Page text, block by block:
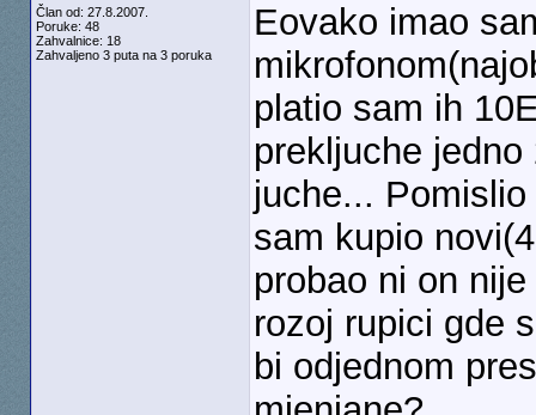
Član od: 27.8.2007.
Poruke: 48
Zahvalnice: 18
Zahvaljeno 3 puta na 3 poruka
Eovako imao
platio sam ih
prekljuche
juche...
sam kupio
probao ni on
rozoj rupici gde
bi odjednom